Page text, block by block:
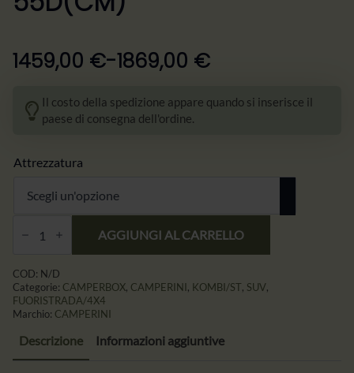
1459,00 €-1869,00 €
Zakres
cen:
od
do
1869,00 €
Il costo della spedizione appare quando si inserisce il
paese di consegna dell'ordine.
Attrezzatura
CAMPERINI
ADVENTURE
Camping
Box
z
Łóżkiem
i
Kuchnią
dla
Kombi,
AGGIUNGI AL CARRELLO
COD: N/D
Categorie: CAMPERBOX, CAMPERINI, KOMBI/ST, SUV,
FUORISTRADA/4X4
Marchio: CAMPERINI
Descrizione Informazioni aggiuntive